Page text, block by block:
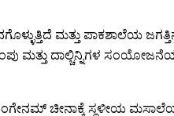
ಮತ್ತು ಪಾಕಶಾಲೆಯ
ದಾಲ್ಚಿನ್ನಿಗಳ
ಚೀನಾಕ್ಕೆ ಸ್ಥಳೀಯ